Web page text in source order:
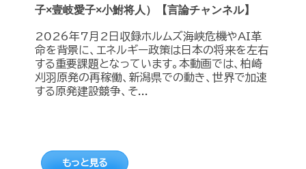
子×壹岐愛子×小鮒将人）【言論チャンネル】
2026年7月2日収録ホルムズ海峡危機やAI革
命を背景に、エネルギー政策は日本の将来を左右
する重要課題となっています。本動画では、柏崎
刈羽原発の再稼働、新潟県での動き、世界で加速
する原発建設競争、そ...
もっと見る